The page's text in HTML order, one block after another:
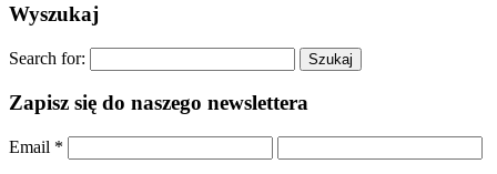
Wyszukaj
Search for:
Zapisz się do naszego newslettera
Email *